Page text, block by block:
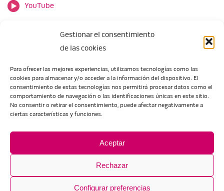
Gestionar el consentimiento
de las cookies
Para ofrecer las mejores experiencias, utilizamos tecnologías como las
cookies para almacenar y/o acceder a la información del dispositivo. El
consentimiento de estas tecnologías nos permitirá procesar datos como el
comportamiento de navegación o las identificaciones únicas en este sitio.
No consentir o retirar el consentimiento, puede afectar negativamente a
ciertas características y funciones.
Aceptar
Rechazar
Configurar preferencias
YouTube
Escuela de Arte de Zaragoza
María Zambrano, 5
50018 Zaragoza
eartezaragoza@educa.aragon.es